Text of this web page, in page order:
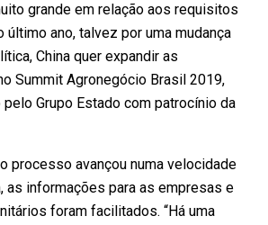
grande em relação aos requisitos
último ano, talvez por uma mudança
China quer expandir as
Summit Agronegócio Brasil 2019,
Grupo Estado com patrocínio da
processo avançou numa velocidade
as informações para as empresas e
foram facilitados. “Há uma